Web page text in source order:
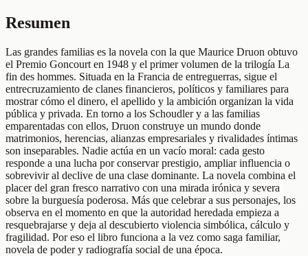
Resumen
Las grandes familias es la novela con la que Maurice Druon obtuvo
el Premio Goncourt en 1948 y el primer volumen de la trilogía La
fin des hommes. Situada en la Francia de entreguerras, sigue el
entrecruzamiento de clanes financieros, políticos y familiares para
mostrar cómo el dinero, el apellido y la ambición organizan la vida
pública y privada. En torno a los Schoudler y a las familias
emparentadas con ellos, Druon construye un mundo donde
matrimonios, herencias, alianzas empresariales y rivalidades íntimas
son inseparables. Nadie actúa en un vacío moral: cada gesto
responde a una lucha por conservar prestigio, ampliar influencia o
sobrevivir al declive de una clase dominante. La novela combina el
placer del gran fresco narrativo con una mirada irónica y severa
sobre la burguesía poderosa. Más que celebrar a sus personajes, los
observa en el momento en que la autoridad heredada empieza a
resquebrajarse y deja al descubierto violencia simbólica, cálculo y
fragilidad. Por eso el libro funciona a la vez como saga familiar,
novela de poder y radiografía social de una época.